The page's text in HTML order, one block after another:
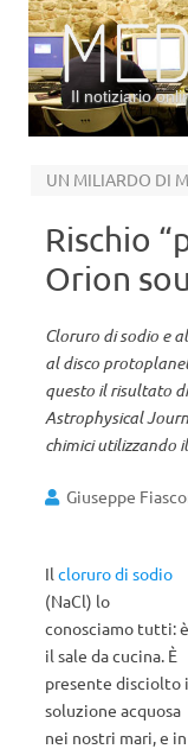
Il notiziario
Rischio
Orion
Cloruro di sodio e
al disco
questo il risultato
Astrophysical
chimici utilizzando
Giuseppe
Il cloruro di sodio
(NaCl) lo
conosciamo tutti: è
il sale da cucina. È
presente disciolto
soluzione acquosa
nei nostri mari, e in